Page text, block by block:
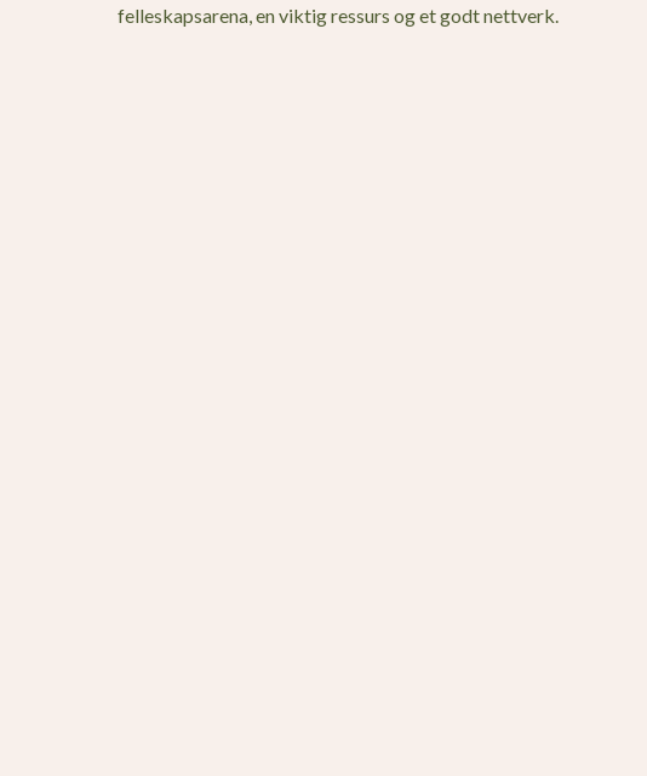
felleskapsarena, en viktig ressurs og et godt nettverk.